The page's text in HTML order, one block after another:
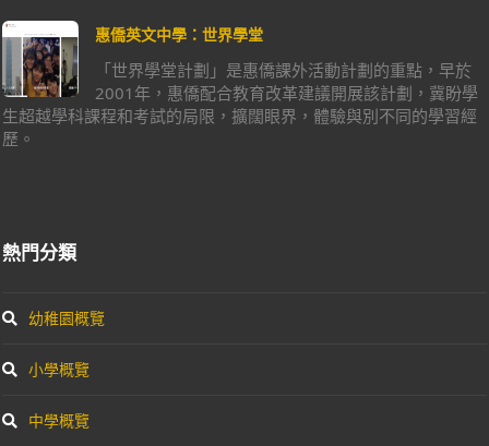
惠僑英文中學：世界學堂
「世界學堂計劃」是惠僑課外活動計劃的重點，早於
2001年，惠僑配合教育改革建議開展該計劃，冀盼學
生超越學科課程和考試的局限，擴闊眼界，體驗與別不同的學習經
歷。
熱門分類
幼稚園概覽
小學概覽
中學概覽